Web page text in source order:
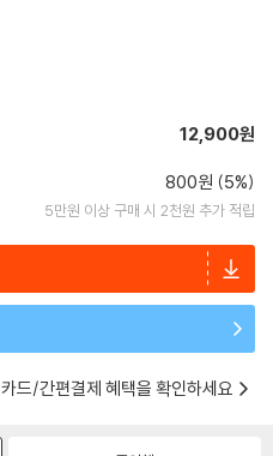
12,900원
800원 (5%)
5만원 이상 구매 시 2천원 추가 적립
카드/간편결제 혜택을 확인하세요